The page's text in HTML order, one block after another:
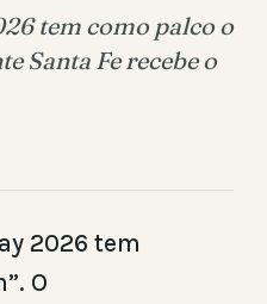
tem como palco o
Santa Fe recebe o
2026 tem
O